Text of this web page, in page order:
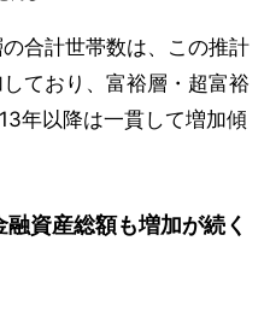
合計世帯数は、この推計
ており、富裕層・超富裕
年以降は一貫して増加傾
資産総額も増加が続く